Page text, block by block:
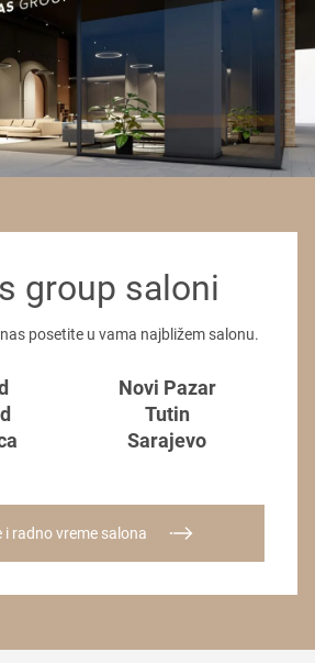
group saloni
posetite u vama najbližem salonu.
Novi Pazar
Tutin
Sarajevo
i radno vreme salona